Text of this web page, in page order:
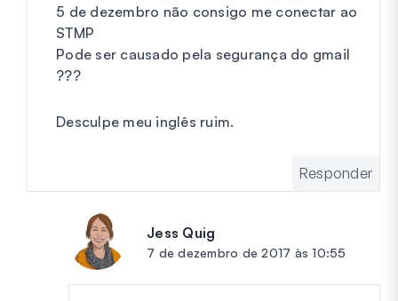
5 de dezembro não consigo me conectar ao
STMP
Pode ser causado pela segurança do gmail
???
Desculpe meu inglês ruim.
Responder
Jess Quig
7 de dezembro de 2017 às 10:55